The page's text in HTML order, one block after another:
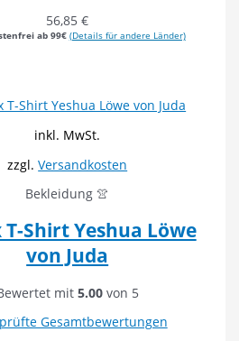
56,85€
ab 99€ (Details für andere Länder)
inkl. MwSt.
zzgl.Versandkosten
Bekleidung 👚
T-Shirt Yeshua Löwe
von Juda
mit 5.00von 5
Gesamtbewertungen